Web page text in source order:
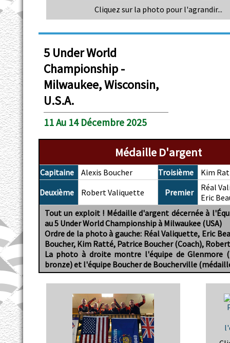
Cliquez sur la photo pour l'agrandir...
5 Under World
Championship -
Milwaukee, Wisconsin,
U.S.A.
11 Au 14 Décembre 2025
Médaille D'argent
Capitaine Alexis Boucher Troisième
Kim
Deuxième
Robert Valiquette Premier
Réal
Eric
Tout un exploit ! Médaille d'argent décernée à
au 5 Under World Championship à Milwaukee (USA)
Ordre de la photo à gauche: Réal Valiquette, Eric
Boucher, Kim Ratté, Patrice Boucher (Coach),
La photo à droite montre l'équipe de Glenmore
bronze) et l'équipe Boucher de Boucherville